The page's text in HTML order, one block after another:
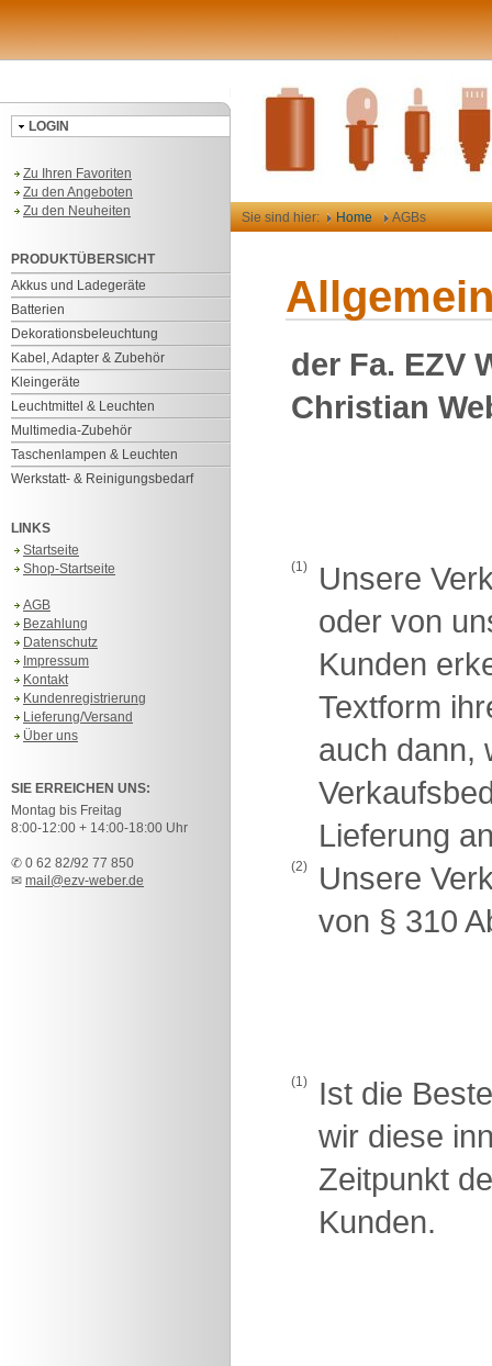
LOGIN
Zu Ihren Favoriten
Zu den Angeboten
Zu den Neuheiten
PRODUKTÜBERSICHT
Akkus und Ladegeräte
Batterien
Dekorationsbeleuchtung
Kabel, Adapter & Zubehör
Kleingeräte
Leuchtmittel & Leuchten
Multimedia-Zubehör
Taschenlampen & Leuchten
Werkstatt- & Reinigungsbedarf
LINKS
Startseite
Shop-Startseite
AGB
Bezahlung
Datenschutz
Impressum
Kontakt
Kundenregistrierung
Lieferung/Versand
Über uns
SIE ERREICHEN UNS:
Montag bis Freitag
8:00-12:00 + 14:00-18:00 Uhr
✆ 0 62 82/92 77 850
✉ mail@ezv-weber.de
Sie sind hier: Home AGBs
der Fa. EZV
Christian
(1)
Unsere
oder von
Kunden
Textform
auch dann,
Lieferung
(2)
Unsere
von § 310
(1)
Ist die
wir diese
Zeitpunkt
Kunden.